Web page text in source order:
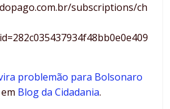
subscriptions/ch
problemão para Bolsonaro
Blog da Cidadania.